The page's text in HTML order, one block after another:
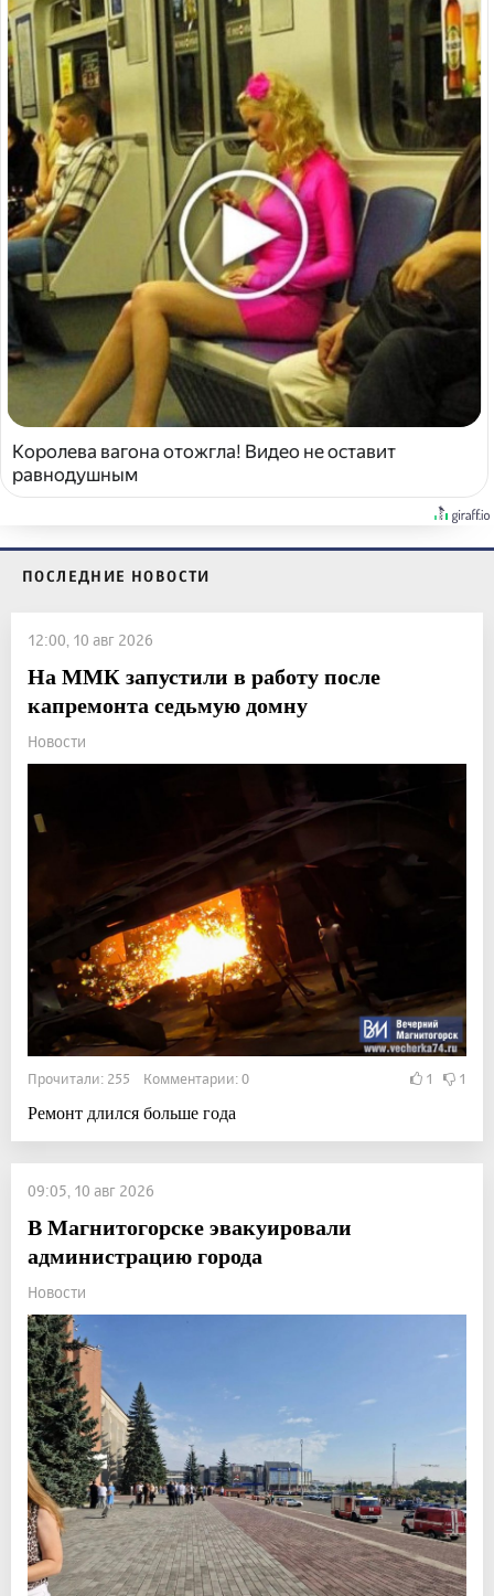
Королева вагона отожгла! Видео не оставит
равнодушным
ПОСЛЕДНИЕ НОВОСТИ
12:00, 10 авг 2026
На ММК запустили в работу после
капремонта седьмую домну
Новости
Прочитали: 255 Комментарии: 0 1 1
Ремонт длился больше года
09:05, 10 авг 2026
В Магнитогорске эвакуировали
администрацию города
Новости